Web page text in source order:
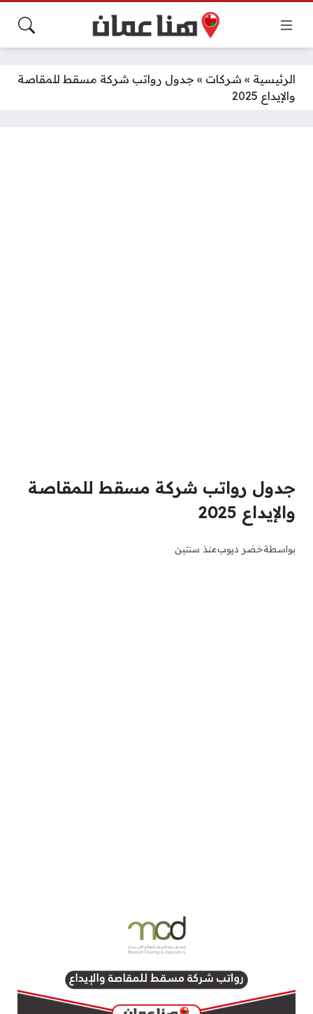
الرئيسية » شركات » جدول رواتب شركة مسقط للمقاصة
والإيداع 2025
جدول رواتب شركة مسقط للمقاصة
والإيداع 2025
بواسطةخضر ديوبمنذ سنتين